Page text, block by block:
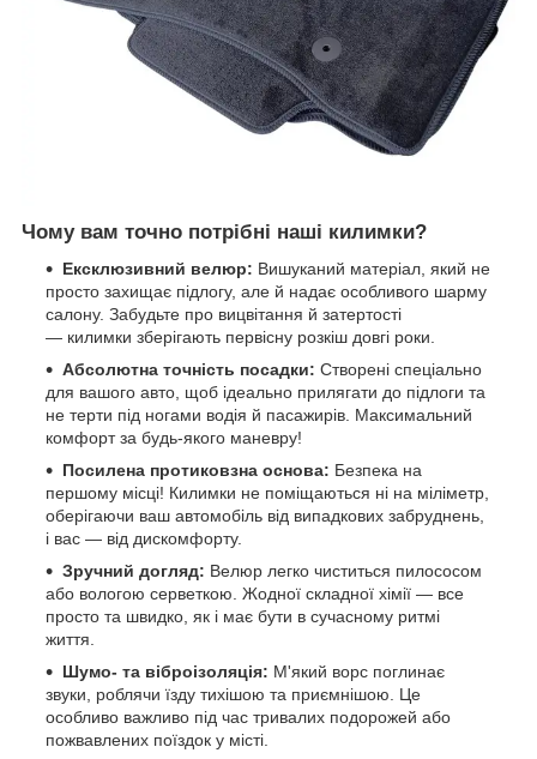
Чому вам точно потрібні наші килимки?
Ексклюзивний велюр: Вишуканий матеріал, який не
просто захищає підлогу, але й надає особливого шарму
салону. Забудьте про вицвітання й затертості
— килимки зберігають первісну розкіш довгі роки.
Абсолютна точність посадки: Створені спеціально
для вашого авто, щоб ідеально прилягати до підлоги та
не терти під ногами водія й пасажирів. Максимальний
комфорт за будь-якого маневру!
Посилена протиковзна основа: Безпека на
першому місці! Килимки не поміщаються ні на міліметр,
оберігаючи ваш автомобіль від випадкових забруднень,
і вас — від дискомфорту.
Зручний догляд: Велюр легко чиститься пилососом
або вологою серветкою. Жодної складної хімії — все
просто та швидко, як і має бути в сучасному ритмі
життя.
Шумо- та віброізоляція: М'який ворс поглинає
звуки, роблячи їзду тихішою та приємнішою. Це
особливо важливо під час тривалих подорожей або
пожвавлених поїздок у місті.